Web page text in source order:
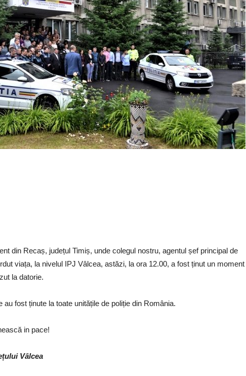
din Recaș, județul Timiș, unde colegul nostru, agentul șef principal de
viața, la nivelul IPJ Vâlcea, astăzi, la ora 12.00, a fost ținut un moment
la datorie.
fost ținute la toate unitățile de poliție din România.
in pace!
Vâlcea